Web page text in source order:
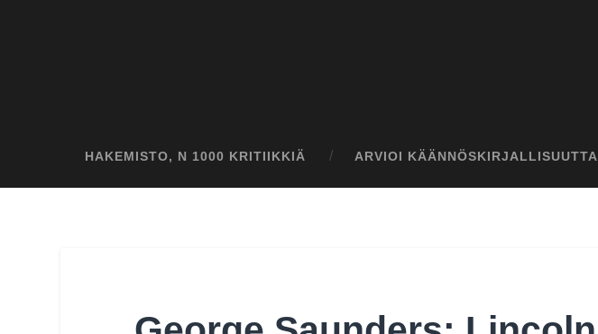
HAKEMISTO, N 1000 KRITIIKKIÄ ARVIOI KÄÄNNÖSKIRJALLISUUTTA